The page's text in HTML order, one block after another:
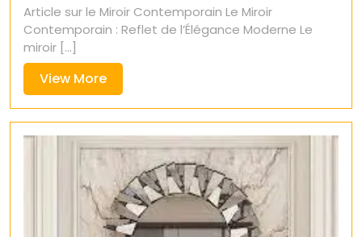
Article sur le Miroir Contemporain Le Miroir
Contemporain : Reflet de l’Élégance Moderne Le
miroir [...]
View MoreView
More